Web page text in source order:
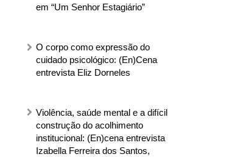
em “Um Senhor Estagiário”
O corpo como expressão do
cuidado psicológico: (En)Cena
entrevista Eliz Dorneles
Violência, saúde mental e a difícil
construção do acolhimento
institucional: (En)cena entrevista
Izabella Ferreira dos Santos,